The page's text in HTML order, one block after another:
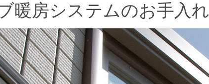
暖房システムのお手入れ